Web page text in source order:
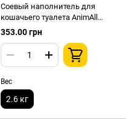
Соевый наполнитель для
кошачьего туалета AnimAll
TOFU Классик комкующийся,
353.00 грн
Вес
2.6 кг